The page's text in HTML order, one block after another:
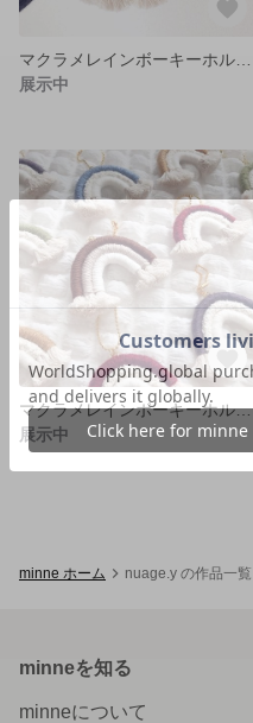
展示中
マクラメレインボーキーホルダー
展示中
minne ホーム nuage.y の作品一覧
minneを知る
minneについて